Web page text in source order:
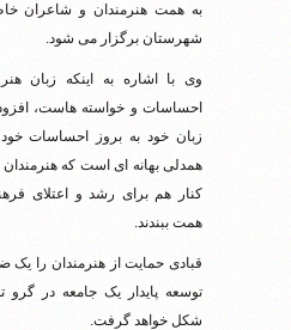
به همت هنرمندان و شاعران
شهرستان برگزار می شود.
وی با اشاره به اینکه زبان هنر
احساسات و خواسته هاست،
زبان خود به بروز احساسات
همدلی بهانه ای است که هنرمندان
کنار هم برای رشد و اعتلای
همت ببندند.
قبادی حمایت از هنرمندان را یک
توسعه پایدار یک جامعه در
شکل خواهد گرفت.